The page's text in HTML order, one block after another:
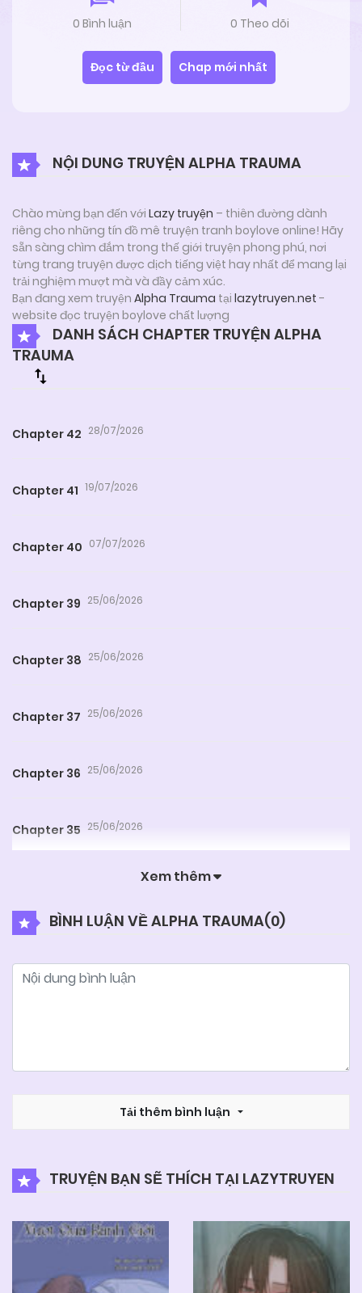
0 Bình luận 0 Theo dõi
Đọc từ đầu Chap mới nhất
NỘI DUNG TRUYỆN ALPHA TRAUMA
Chào mừng bạn đến với Lazy truyện – thiên đường dành
riêng cho những tín đồ mê truyện tranh boylove online! Hãy
sẵn sàng chìm đắm trong thế giới truyện phong phú, nơi
từng trang truyện được dịch tiếng việt hay nhất để mang lại
trải nghiệm mượt mà và đầy cảm xúc.
Bạn đang xem truyện Alpha Trauma tại lazytruyen.net -
website đọc truyện boylove chất lượng
DANH SÁCH CHAPTER TRUYỆN ALPHA
TRAUMA
Chapter 42 28/07/2026
Chapter 41 19/07/2026
Chapter 40 07/07/2026
Chapter 39 25/06/2026
Chapter 38 25/06/2026
Chapter 37 25/06/2026
Chapter 36 25/06/2026
Chapter 35 25/06/2026
25/06/2026
25/06/2026
Chapter 29
Chapter 28 25/06/2026
Chapter 27 25/06/2026
Xem thêm
BÌNH LUẬN VỀ ALPHA TRAUMA(0)
Tải thêm bình luận
TRUYỆN BẠN SẼ THÍCH TẠI LAZYTRUYEN